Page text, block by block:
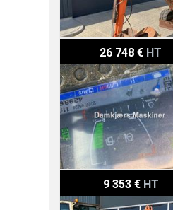
26 748 € HT
Takeuchi TB260
9 353 € HT
Schaeff HR 2.0 Scharff/